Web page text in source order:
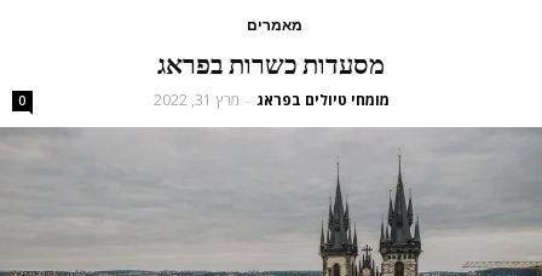
מאמרים
מסעדות כשרות בפראג
מומחי טיולים בפראג - מרץ 31, 2022 0